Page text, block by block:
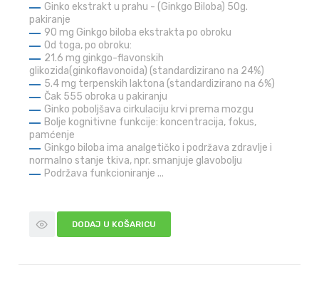
Ginko ekstrakt u prahu - (Ginkgo Biloba) 50g.
pakiranje
90 mg Ginkgo biloba ekstrakta po obroku
Od toga, po obroku:
21.6 mg ginkgo-flavonskih
glikozida(ginkoflavonoida) (standardizirano na 24%)
5.4 mg terpenskih laktona (standardizirano na 6%)
Čak 555 obroka u pakiranju
Ginko poboljšava cirkulaciju krvi prema mozgu
Bolje kognitivne funkcije: koncentracija, fokus,
pamćenje
Ginkgo biloba ima analgetičko i podržava zdravlje i
normalno stanje tkiva, npr. smanjuje glavobolju
Podržava funkcioniranje ...
DODAJ U KOŠARICU